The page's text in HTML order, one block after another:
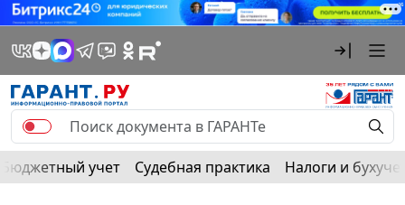
Бюджетный учет Судебная практика Налоги и